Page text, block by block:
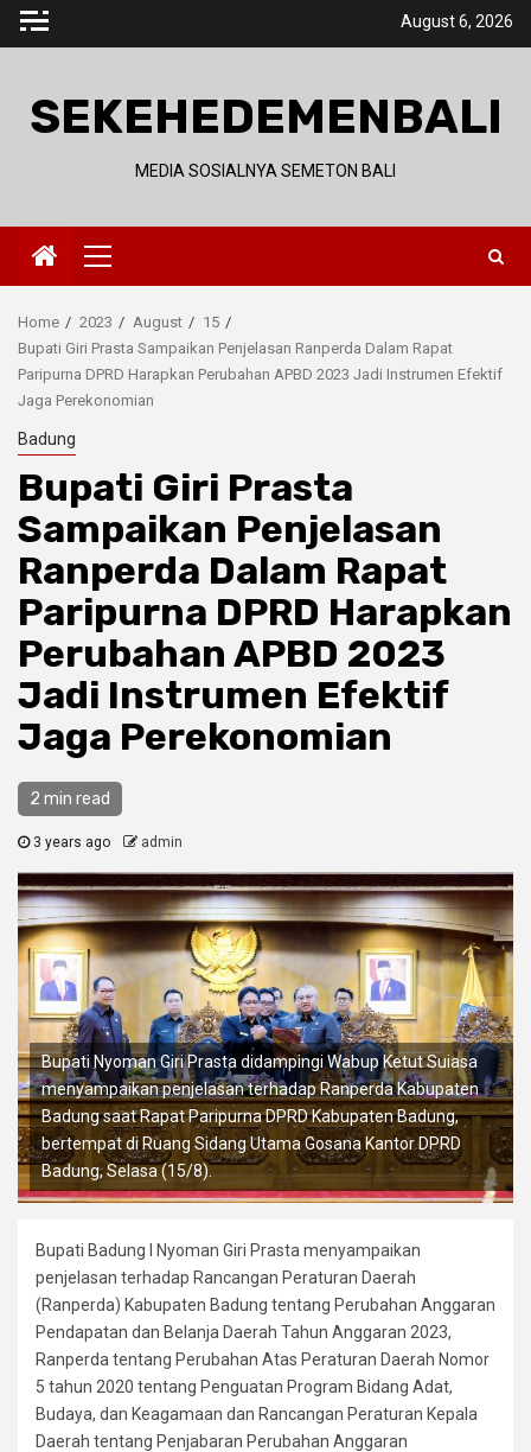
Skip
August 6, 2026
SEKEHEDEMENBALI
MEDIA SOSIALNYA SEMETON BALI
Primary
Menu
Home 2023 August
15
Bupati Giri Prasta Sampaikan Penjelasan Ranperda Dalam Rapat
Paripurna DPRD Harapkan Perubahan APBD 2023 Jadi Instrumen Efektif
Jaga Perekonomian
Badung
Bupati Giri Prasta
Sampaikan Penjelasan
Ranperda Dalam Rapat
Paripurna DPRD Harapkan
Perubahan APBD 2023
Jadi Instrumen Efektif
Jaga Perekonomian
2 min read
3 years ago admin
Bupati Nyoman Giri Prasta didampingi Wabup Ketut Suiasa
menyampaikan penjelasan terhadap Ranperda Kabupaten
Badung saat Rapat Paripurna DPRD Kabupaten Badung,
bertempat di Ruang Sidang Utama Gosana Kantor DPRD
Badung, Selasa (15/8).
Bupati Badung I Nyoman Giri Prasta menyampaikan
penjelasan terhadap Rancangan Peraturan Daerah
(Ranperda) Kabupaten Badung tentang Perubahan Anggaran
Pendapatan dan Belanja Daerah Tahun Anggaran 2023,
Ranperda tentang Perubahan Atas Peraturan Daerah Nomor
5 tahun 2020 tentang Penguatan Program Bidang Adat,
Budaya, dan Keagamaan dan Rancangan Peraturan Kepala
Daerah tentang Penjabaran Perubahan Anggaran